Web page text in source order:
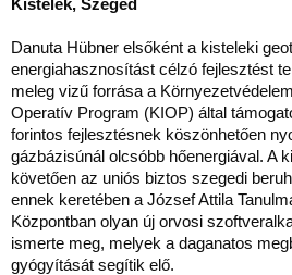
Kistelek, Szeged
Danuta Hübner elsőként a kisteleki
energiahasznosítást célzó fejlesztést
meleg vizű forrása a
Operatív Program (KIOP) által
forintos fejlesztésnek köszönhetően
gázbázisúnál olcsóbb hőenergiával. A
követően az uniós biztos szegedi
ennek keretében a József Attila
Központban olyan új orvosi
ismerte meg, melyek a daganatos
gyógyítását segítik elő.